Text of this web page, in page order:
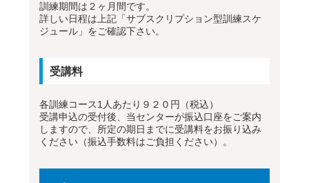
訓練期間は２ヶ月間です。
詳しい日程は上記「サブスクリプション型訓練スケ
ジュール」をご確認下さい。
受講料
各訓練コース1人あたり９２０円（税込）
受講申込の受付後、当センターが振込口座をご案内
しますので、所定の期日までに受講料をお振り込み
ください（振込手数料はご負担ください）。